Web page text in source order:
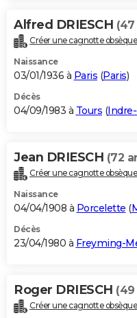
Alfred DRIESCH (47
Créer une cagnotte
Naissance
03/01/1936 à Paris (Paris)
Décès
04/09/1983 à Tours (
Jean DRIESCH (72
Créer une cagnotte
Naissance
04/04/1908 à Porcelette (
Décès
23/04/1980 à Freyming-
Roger DRIESCH (49
Créer une cagnotte